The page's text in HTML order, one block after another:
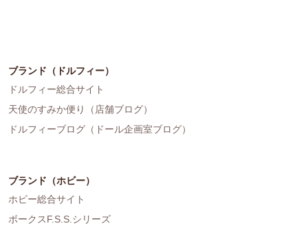
ブランド（ドルフィー）
ドルフィー総合サイト
天使のすみか便り（店舗ブログ）
ドルフィーブログ（ドール企画室ブログ）
ブランド（ホビー）
ホビー総合サイト
ボークスF.S.S.シリーズ